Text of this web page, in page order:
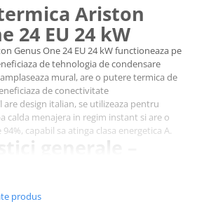
Ariston
24 EU 24 kW
Genus One 24 EU 24 kW functioneaza pe
de tehnologia de condensare
mural, are o putere termica de
de conectivitate
are design italian, se utilizeaza pentru
calda menajera in regim instant si are o
capabil sa atinga clasa energetica A.
generale –
Ariston
24 EU 24 kW
produs